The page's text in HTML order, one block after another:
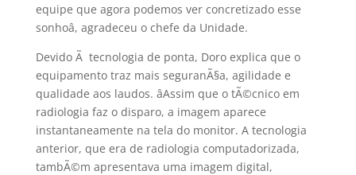
equipe que agora podemos ver concretizado esse
sonhoâ, agradeceu o chefe da Unidade.
Devido Ã tecnologia de ponta, Doro explica que o
equipamento traz mais seguranÃ§a, agilidade e
qualidade aos laudos. âAssim que o tÃ©cnico em
radiologia faz o disparo, a imagem aparece
instantaneamente na tela do monitor. A tecnologia
anterior, que era de radiologia computadorizada,
tambÃ©m apresentava uma imagem digital,